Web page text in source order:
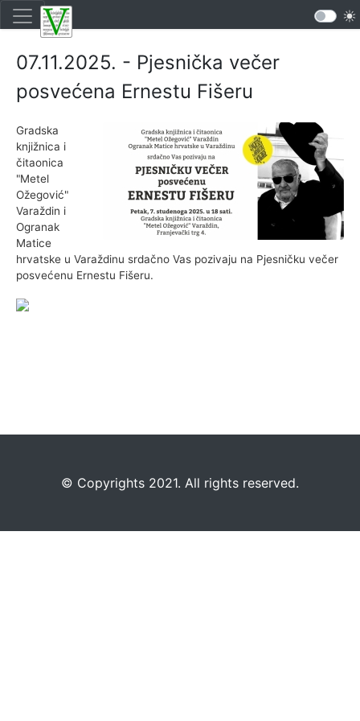
07.11.2025. - Pjesnička večer
posvećena Ernestu Fišeru
Gradska
knjižnica i
čitaonica
"Metel
Ožegović"
Varaždin i
Ogranak
Matice
hrvatske u Varaždinu srdačno Vas pozivaju na Pjesničku večer
posvećenu Ernestu Fišeru.
©️ Copyrights 2021. All rights reserved.